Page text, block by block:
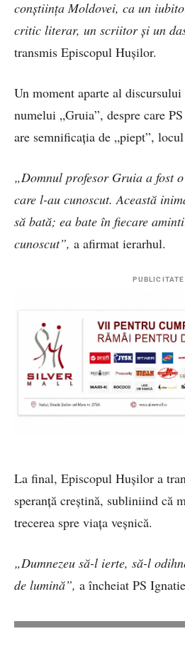
conștiința Moldovei, ca un
critic literar, un scriitor și un
transmis Episcopul Hușilor.
Un moment aparte al
numelui „Gruia”, despre care
are semnificația de „piept”,
„Domnul profesor Gruia a fost
care l-au cunoscut. Această
să bată; ea bate în fiecare
cunoscut”, a afirmat ierarhul.
PUBLICITATE
La final, Episcopul Hușilor a
speranță creștină, subliniind că
trecerea spre viața veșnică.
„Dumnezeu să-l ierte, să-l
de lumină”, a încheiat PS